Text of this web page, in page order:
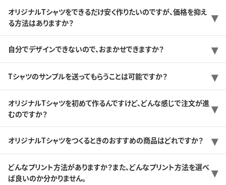
オリジナルTシャツをできるだけ安く作りたいのですが、価格を抑え
る方法はありますか？
自分でデザインできないので、おまかせできますか？
Tシャツのサンプルを送ってもらうことは可能ですか？
オリジナルTシャツを初めて作るんですけど、どんな感じで注文が進
むのですか？
オリジナルTシャツをつくるときのおすすめの商品はどれですか？
どんなプリント方法がありますか？また、どんなプリント方法を選べ
ば良いのか分かりません。